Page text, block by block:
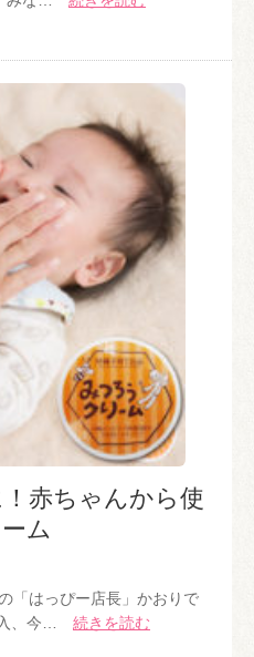
赤ちゃんから使
ム
「はっぴー店長」かおりで
入、今… 続きを読む